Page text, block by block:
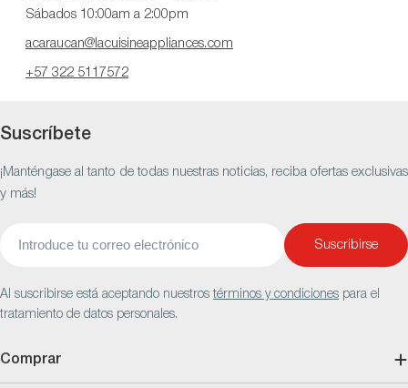
Sábados 10:00am a 2:00pm
acaraucan@lacuisineappliances.com
+57 322 5117572
Suscríbete
¡Manténgase al tanto de todas nuestras noticias, reciba ofertas exclusivas
y más!
Suscribirse
Al suscribirse está aceptando nuestrostérminos y condiciones para el
tratamiento de datos personales.
Comprar